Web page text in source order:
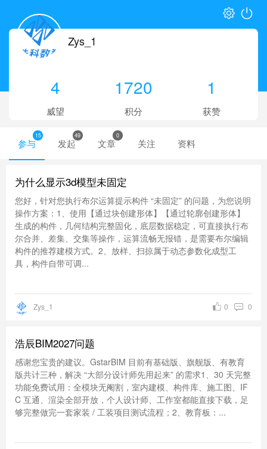
Zys_1
4
威望
1720
积分
1
获赞
参与
15
发起
49
文章
0
关注 资料
为什么显示3d模型未固定
您好，针对您执行布尔运算提示构件 “未固定” 的问题，为您说明
操作方案：1、使用【通过块创建形体】【通过轮廓创建形体】
生成的构件，几何结构完整固化，底层数据稳定，可直接执行布
尔合并、差集、交集等操作，运算流畅无报错，是需要布尔编辑
构件的推荐建模方式。2、放样、扫掠属于动态参数化成型工
具，构件自带可调...
Zys_1 0
0
浩辰BIM2027问题
感谢您宝贵的建议。GstarBIM 目前有基础版、旗舰版、有教育
版共计三种，解决 “大部分设计师先用起来” 的需求1、30 天完整
功能免费试用：全模块无阉割，室内建模、构件库、施工图、IF
C 互通、渲染全部开放，个人设计师、工作室都能直接下载，足
够完整做完一套家装 / 工装项目测试流程；2、教育板：...